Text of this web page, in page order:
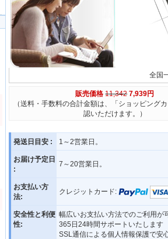
全国
販売価格 11,342 7,939円
（送料・手数料の合計金額は、「ショッピング
認いただけます。）
発送日目安 : 1～2営業日。
お届け予定日
:
7～20営業日。
お支払い方
法:
クレジットカード:
安全性と利便
性:
幅広いお支払い方法でのご利用が
365日24時間サポートいたします
SSL通信による個人情報保護で安